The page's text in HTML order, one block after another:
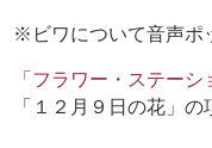
※ビワについて音声ポ
「フラワー・ステーシ
「１２月９日の花」の